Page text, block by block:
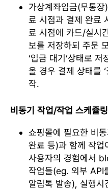
가상계좌입금(무통
료 시점과 결제 완료
료 시점에 카드/실시
보를 저장하되 주문
‘입금 대기’상태로
올 경우 결제 상태를
작.
비동기 작업/작업 스케쥴링
쇼핑몰에 필요한 비
완료 등)과 함께 작업
사용자의 경험에서
작업들(eg. 외부 API
알림톡 발송), 실행